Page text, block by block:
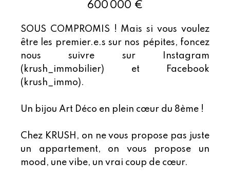
600 000 €
SOUS COMPROMIS ! Mais si vous voulez
être les premier.e.s sur nos pépites, foncez
nous suivre sur Instagram
(krush_immobilier) et Facebook
(krush_immo).
Un bijou Art Déco en plein cœur du 8ème !
Chez KRUSH, on ne vous propose pas juste
un appartement, on vous propose un
mood, une vibe, un vrai coup de cœur.